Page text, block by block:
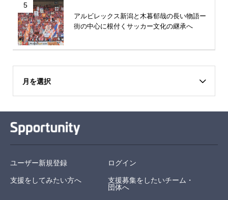
5
アルビレックス新潟と木暮郁哉の長い物語ー
街の中心に根付くサッカー文化の継承へ
月を選択
ユーザー新規登録 ログイン
支援をしてみたい方へ
支援募集をしたいチーム・
団体へ